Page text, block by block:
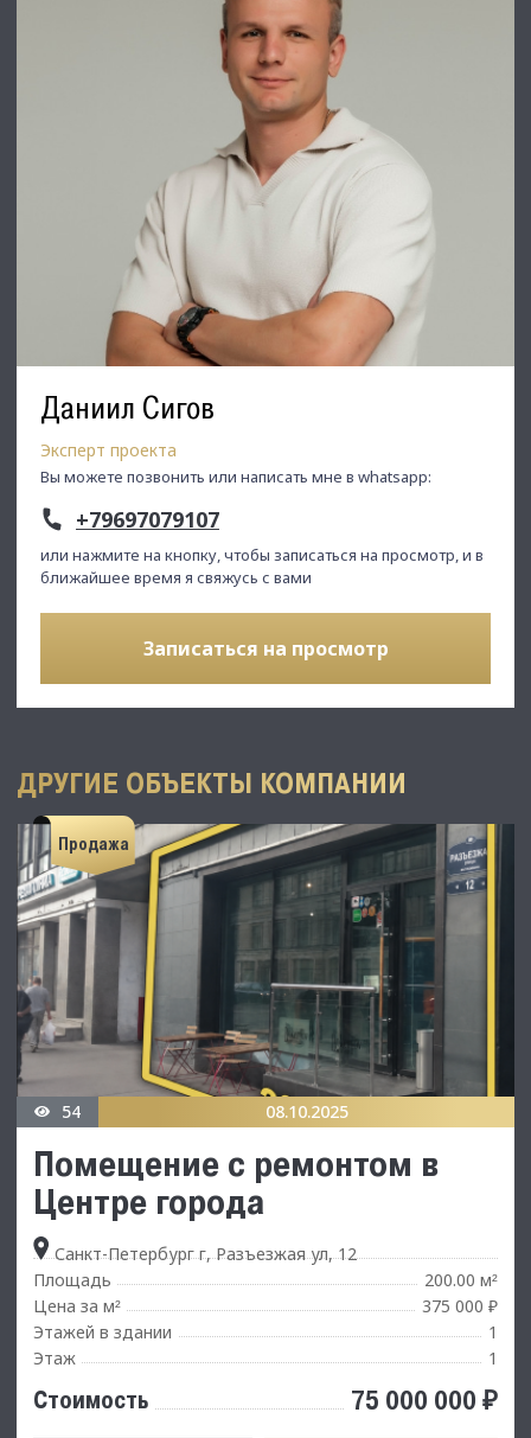
Даниил Сигов
Эксперт проекта
Вы можете позвонить или написать мне в whatsapp:
+79697079107
или нажмите на кнопку, чтобы записаться на просмотр, и в
ближайшее время я свяжусь с вами
Записаться на просмотр
ДРУГИЕ ОБЪЕКТЫ КОМПАНИИ
Продажа
54 08.10.2025
Помещeние c ремонтом в
Центре гоpoдa
Санкт-Петербург г, Разъезжая ул, 12
Площадь
200.00 м²
Цена за м²
375 000 ₽
Этажей в здании
1
Этаж
1
Стоимость 75 000 000 ₽